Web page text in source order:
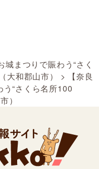
城まつりで賑わう“さく
大和郡山市）
>
【奈良
“さくら名所100
）